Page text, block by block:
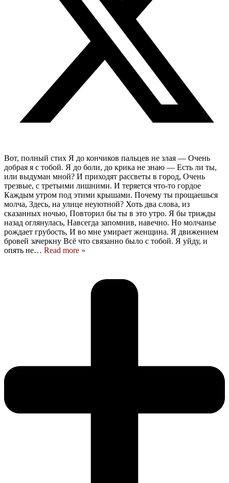
Вот, полный стих Я до кончиков пальцев не злая — Очень
добрая я с тобой. Я до боли, до крика не знаю — Есть ли ты,
или выдуман мной? И приходят рассветы в город, Очень
трезвые, с третьими лишними. И теряется что-то гордое
Каждым утром под этими крышами. Почему ты прощаешься
молча, Здесь, на улице неуютной? Хоть два слова, из
сказанных ночью, Повторил бы ты в это утро. Я бы трижды
назад оглянулась, Навсегда запомнив, навечно. Но молчанье
рождает грубость, И во мне умирает женщина. Я движением
бровей зачеркну Всё что связанно было с тобой. Я уйду, и
опять не… Read more »